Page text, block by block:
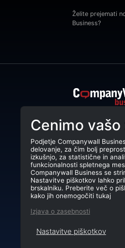
Želite prejemati
Business?
podjetjem
poslovanje z
strank.
CompanyWall
Cenimo
Podjetje Companywall
delovanje, za čim bolj
izkušnjo, za statistične in
funkcionalnosti spletnega
Companywall Business se
Nastavitve piškotkov lahko
brskalniku. Preberite več o
kako jih onemogočiti tukaj
Izjava o zasebnosti
Nastavitve piškotkov